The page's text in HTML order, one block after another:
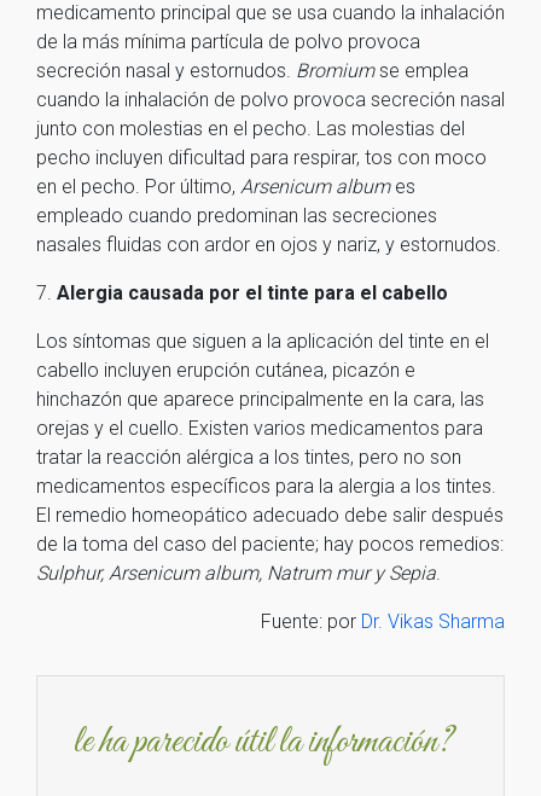
medicamento principal que se usa cuando la inhalación
de la más mínima partícula de polvo provoca
secreción nasal y estornudos. Bromiumse emplea
cuando la inhalación de polvo provoca secreción nasal
junto con molestias en el pecho. Las molestias del
pecho incluyen dificultad para respirar, tos con moco
en el pecho. Por último, Arsenicum albumes
empleado cuando predominan las secreciones
nasales fluidas con ardor en ojos y nariz, y estornudos.
7. Alergia causada por el tinte para el cabello
Los síntomas que siguen a la aplicación del tinte en el
cabello incluyen erupción cutánea, picazón e
hinchazón que aparece principalmente en la cara, las
orejas y el cuello. Existen varios medicamentos para
tratar la reacción alérgica a los tintes, pero no son
medicamentos específicos para la alergia a los tintes.
El remedio homeopático adecuado debe salir después
de la toma del caso del paciente; hay pocos remedios:
Sulphur, Arsenicum album, Natrum mur y Sepia.
Fuente: por Dr. Vikas Sharma
le ha parecido útil la información?